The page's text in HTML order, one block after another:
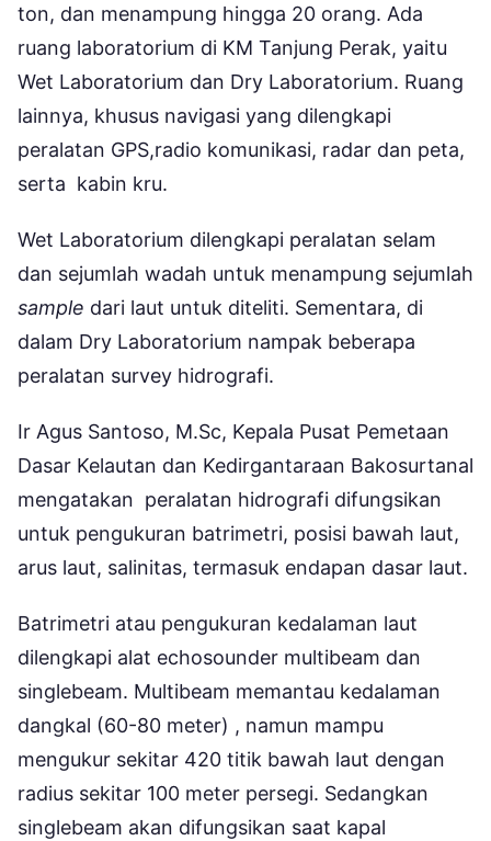
ton, dan menampung hingga 20 orang. Ada
ruang laboratorium di KM Tanjung Perak, yaitu
Wet Laboratorium dan Dry Laboratorium. Ruang
lainnya, khusus navigasi yang dilengkapi
peralatan GPS,radio komunikasi, radar dan peta,
serta kabin kru.
Wet Laboratorium dilengkapi peralatan selam
dan sejumlah wadah untuk menampung sejumlah
sample dari laut untuk diteliti. Sementara, di
dalam Dry Laboratorium nampak beberapa
peralatan survey hidrografi.
Ir Agus Santoso, M.Sc, Kepala Pusat Pemetaan
Dasar Kelautan dan Kedirgantaraan Bakosurtanal
mengatakan peralatan hidrografi difungsikan
untuk pengukuran batrimetri, posisi bawah laut,
arus laut, salinitas, termasuk endapan dasar laut.
Batrimetri atau pengukuran kedalaman laut
dilengkapi alat echosounder multibeam dan
singlebeam. Multibeam memantau kedalaman
dangkal (60-80 meter) , namun mampu
mengukur sekitar 420 titik bawah laut dengan
radius sekitar 100 meter persegi. Sedangkan
singlebeam akan difungsikan saat kapal